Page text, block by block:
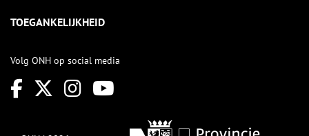
TOEGANKELIJKHEID
Volg ONH op social media